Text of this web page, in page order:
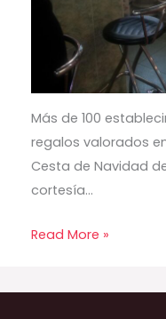
Más de 100
regalos valorados
Cesta de Navidad
cortesía…
Read More »